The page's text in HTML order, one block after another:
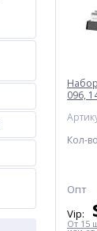
096,
Кол-
Опт
Vip:
От 15